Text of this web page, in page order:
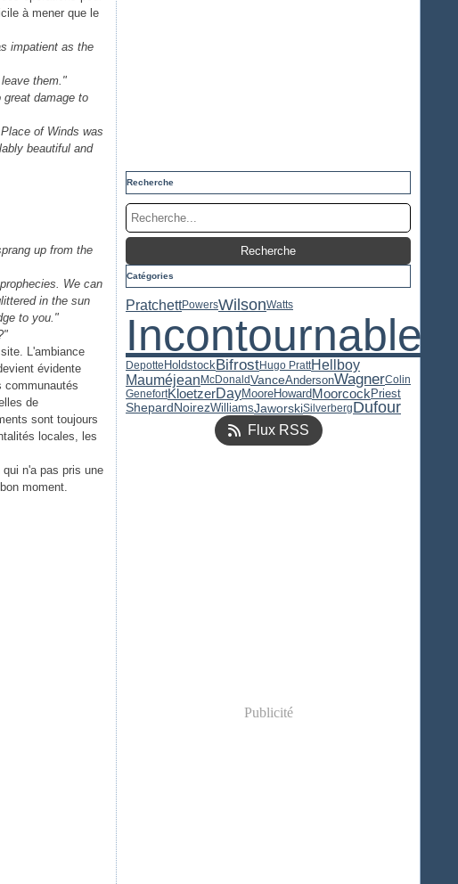
à mener que le
impatient as the
them."
damage to
of Winds was
beautiful and
up from the
We can
in the sun
to you."
L'ambiance
évidente
communautés
de
sont toujours
locales, les
n'a pas pris une
moment.
Recherche
Catégories
PratchettPowersWilsonWatts
Incontournable
Depotte HoldstockBifrostHugo PrattHellboy
Mauméjean McDonaldVanceAndersonWagnerColin
GenefortKloetzerDayMooreHowardMoorcockPriest
Shepard NoirezWilliamsJaworskiSilverbergDufour
Flux RSS
Publicité